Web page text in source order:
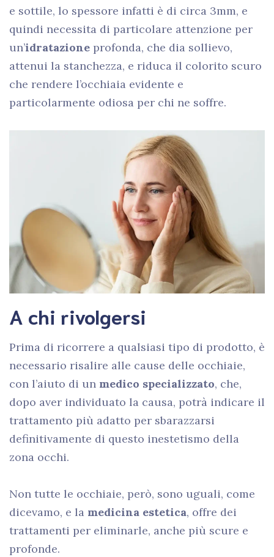
e sottile, lo spessore infatti è di circa 3mm, e
quindi necessita di particolare attenzione per
un’idratazione profonda, che dia sollievo,
attenui la stanchezza, e riduca il colorito scuro
che rendere l’occhiaia evidente e
particolarmente odiosa per chi ne soffre.
A chi rivolgersi
Prima di ricorrere a qualsiasi tipo di prodotto, è
necessario risalire alle cause delle occhiaie,
con l’aiuto di un medico specializzato, che,
dopo aver individuato la causa, potrà indicare il
trattamento più adatto per sbarazzarsi
definitivamente di questo inestetismo della
zona occhi.
Non tutte le occhiaie, però, sono uguali, come
dicevamo, e la medicina estetica, offre dei
trattamenti per eliminarle, anche più scure e
profonde.